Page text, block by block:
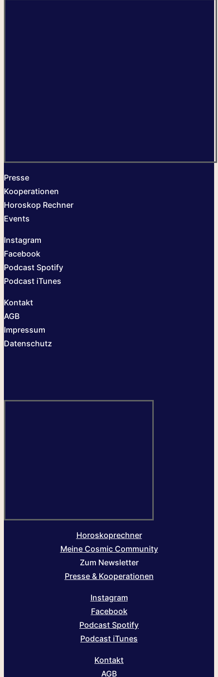
Presse
Kooperationen
Horoskop Rechner
Events
Instagram
Facebook
Podcast Spotify
Podcast iTunes
Kontakt
AGB
Impressum
Datenschutz
Horoskoprechner
Meine Cosmic Community
Zum Newsletter
Presse & Kooperationen
Instagram
Facebook
Podcast Spotify
Podcast iTunes
Kontakt
AGB